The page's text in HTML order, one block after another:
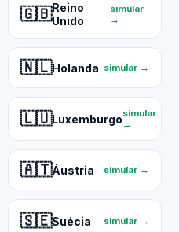
🇬🇧Reino
Unido
simular
→
🇳🇱Holanda simular →
🇱🇺Luxemburgosimular
→
🇦🇹Áustria simular →
🇸🇪Suécia simular →